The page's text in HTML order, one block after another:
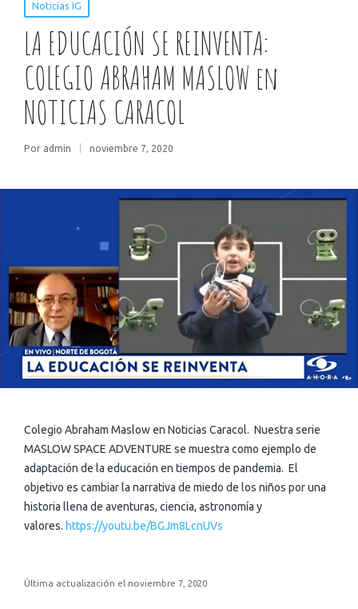
Noticias IG
LA EDUCACIÓN SE REINVENTA:
COLEGIO ABRAHAM MASLOW en
NOTICIAS CARACOL
Por admin noviembre 7, 2020
Colegio Abraham Maslow en Noticias Caracol. Nuestra serie
MASLOW SPACE ADVENTURE se muestra como ejemplo de
adaptación de la educación en tiempos de pandemia. El
objetivo es cambiar la narrativa de miedo de los niños por una
historia llena de aventuras, ciencia, astronomía y
valores. https://youtu.be/BGJm8LcnUVs
Última actualización el noviembre 7, 2020